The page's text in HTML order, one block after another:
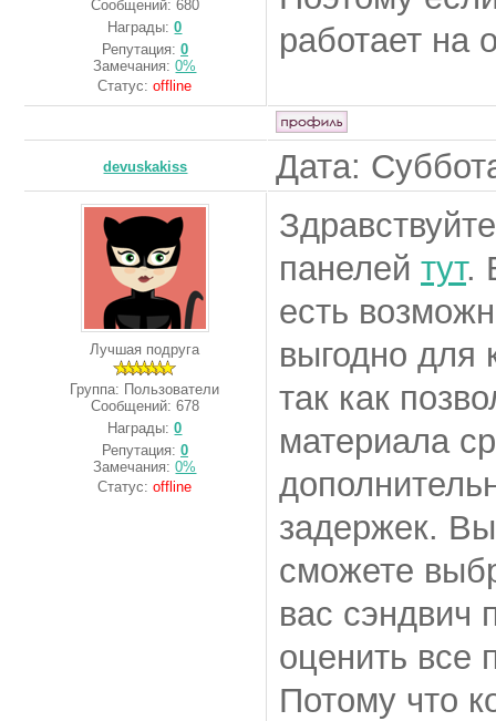
Сообщений: 680
Награды:0
Репутация: 0
Замечания:0%
Статус:offline
работает на
devuskakiss Дата:
Лучшая подруга
Группа: Пользователи
Сообщений: 678
Награды:0
Репутация: 0
Замечания:0%
Статус:offline
панелей тут.
есть
выгодно для
так как
материала
задержек.
сможете
вас сэндвич
оценить все
Потому что